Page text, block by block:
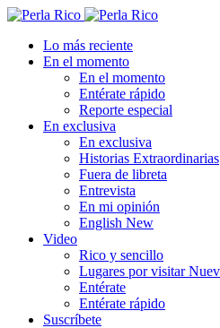
Lo más reciente
En el momento
En el momento
Entérate rápido
Reporte especial
En exclusiva
En exclusiva
Historias Extraordinarias
Fuera de libreta
Entrevista
En mi opinión
English New
Video
Rico y sencillo
Lugares por visitar
Entérate
Entérate rápido
Suscríbete